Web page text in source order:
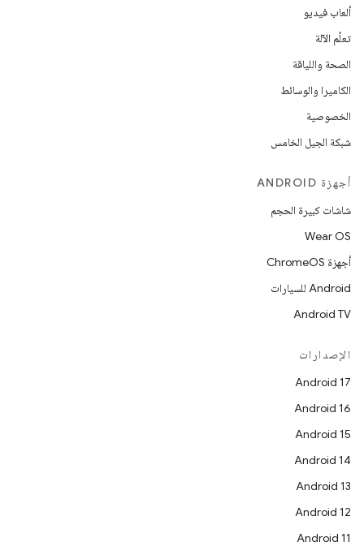
ألعاب فيديو
تعلُم الآلة
الصحة واللياقة
الكاميرا والوسائط
الخصوصية
شبكة الجيل الخامس
أجهزة ANDROID
شاشات كبيرة الحجم
Wear OS
أجهزة ChromeOS
Android للسيارات
Android TV
الإصدارات
Android 17
Android 16
Android 15
Android 14
Android 13
Android 12
Android 11